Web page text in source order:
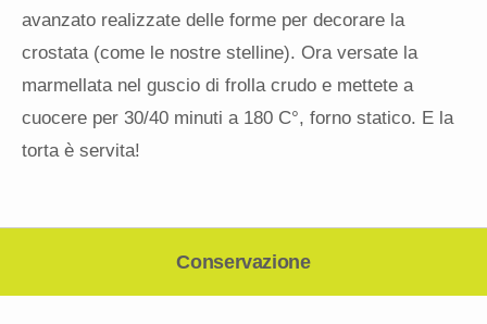
avanzato realizzate delle forme per decorare la
crostata (come le nostre stelline). Ora versate la
marmellata nel guscio di frolla crudo e mettete a
cuocere per 30/40 minuti a 180 C°, forno statico. E la
torta è servita!
Conservazione